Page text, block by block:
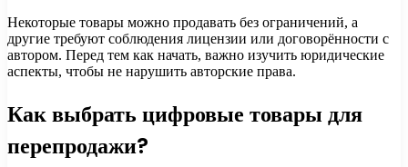
Некоторые товары можно продавать без ограничений, а
другие требуют соблюдения лицензии или договорённости с
автором. Перед тем как начать, важно изучить юридические
аспекты, чтобы не нарушить авторские права.
Как выбрать цифровые товары для
перепродажи?